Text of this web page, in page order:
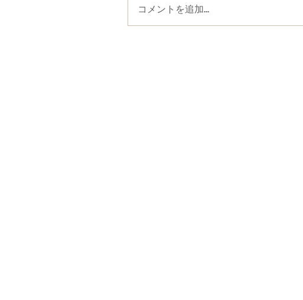
コメントを追加…